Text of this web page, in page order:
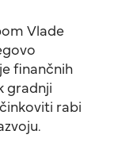
Vlade
finančnih
gradnji
rabi